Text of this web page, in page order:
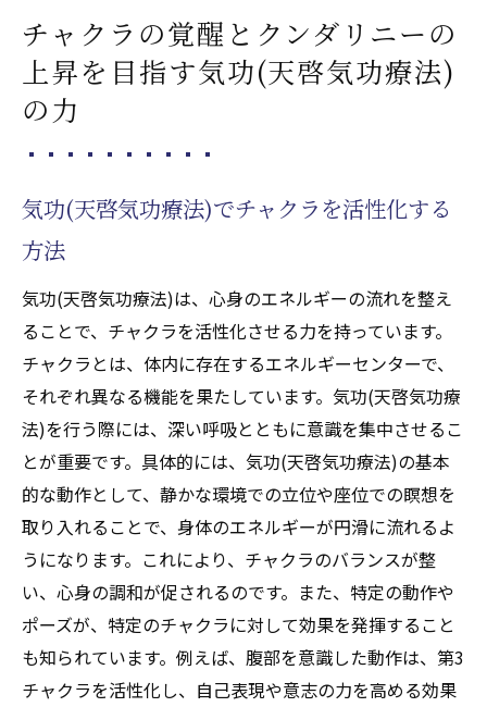
チャクラの覚醒とクンダリニーの
上昇を目指す気功(天啓気功療法)
の力
気功(天啓気功療法)でチャクラを活性化する
方法
気功(天啓気功療法)は、心身のエネルギーの流れを整え
ることで、チャクラを活性化させる力を持っています。
チャクラとは、体内に存在するエネルギーセンターで、
それぞれ異なる機能を果たしています。気功(天啓気功療
法)を行う際には、深い呼吸とともに意識を集中させるこ
とが重要です。具体的には、気功(天啓気功療法)の基本
的な動作として、静かな環境での立位や座位での瞑想を
取り入れることで、身体のエネルギーが円滑に流れるよ
うになります。これにより、チャクラのバランスが整
い、心身の調和が促されるのです。また、特定の動作や
ポーズが、特定のチャクラに対して効果を発揮すること
も知られています。例えば、腹部を意識した動作は、第3
チャクラを活性化し、自己表現や意志の力を高める効果